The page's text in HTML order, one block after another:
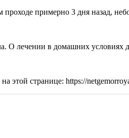
примерно 3 дня назад,
О лечении в домашних условиях
этой странице: https://